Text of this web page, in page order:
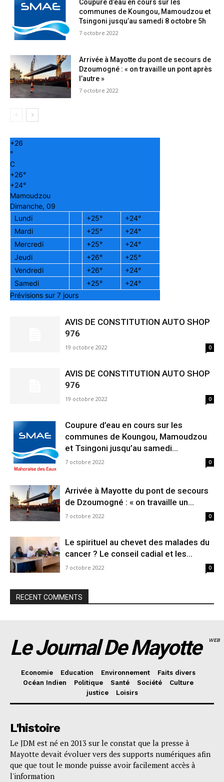
Coupure d’eau en cours sur les
communes de Koungou, Mamoudzou et
Tsingoni jusqu’au samedi 8 octobre 5h
7 octobre 2022
Arrivée à Mayotte du pont de secours de
Dzoumogné : « on travaille un pont après
l’autre »
7 octobre 2022
+26
°
C
+26°
+24°
Mamoudzou
Dimanche, 09
Lundi
+25° +24°
Mardi
+25° +24°
Mercredi
+25° +24°
Jeudi
+26° +25°
Vendredi
+26° +24°
Samedi
+25° +24°
Prévisions sur 7 jours
AVIS DE CONSTITUTION AUTO SHOP
976
19 octobre 2022 0
AVIS DE CONSTITUTION AUTO SHOP
976
19 octobre 2022 0
Coupure d’eau en cours sur les
communes de Koungou, Mamoudzou
et Tsingoni jusqu’au samedi...
7 octobre 2022 0
Arrivée à Mayotte du pont de secours
de Dzoumogné : « on travaille un...
7 octobre 2022 0
Le spirituel au chevet des malades du
cancer ? Le conseil cadial et les...
7 octobre 2022 0
RECENT COMMENTS
Le Journal De Mayotte WEB
Economie Education Environnement
Faits divers
Océan Indien
Politique Santé Société
Culture
justice
Loisirs
L'histoire
Le JDM est né en 2013 sur le constat que la presse à
Mayotte devait évoluer vers des supports numériques afin
que que tout le monde puisse avoir facilement accès à
l'information